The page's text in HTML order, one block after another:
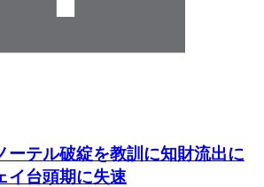
テル破綻を教訓に知財流出に
台頭期に失速